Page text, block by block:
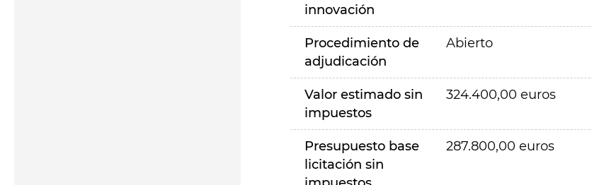
innovación
Procedimiento de
adjudicación
Abierto
Valor estimado sin
impuestos
324.400,00 euros
Presupuesto base
licitación sin
287.800,00 euros